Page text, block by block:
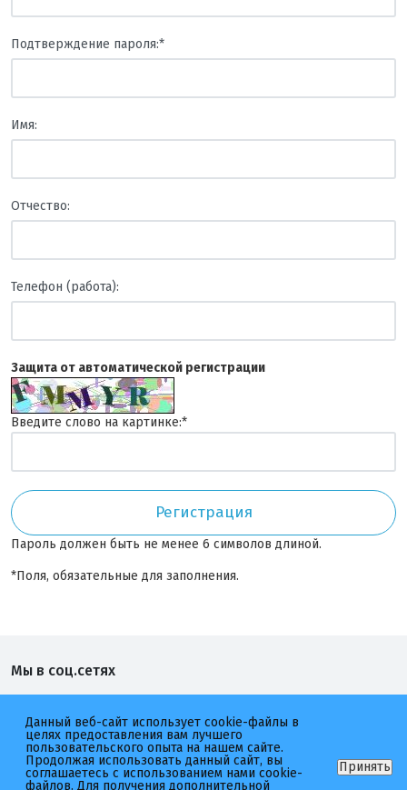
Подтверждение пароля:*
Имя:
Отчество:
Телефон (работа):
Защита от автоматической регистрации
Введите слово на картинке:*
Пароль должен быть не менее 6 символов длиной.
*Поля, обязательные для заполнения.
Мы в соц.сетях
2026 © Котлетарь
Данный веб-сайт использует cookie-файлы в
целях предоставления вам лучшего
пользовательского опыта на нашем сайте.
Продолжая использовать данный сайт, вы
соглашаетесь с использованием нами cookie-
файлов. Для получения дополнительной
Принять